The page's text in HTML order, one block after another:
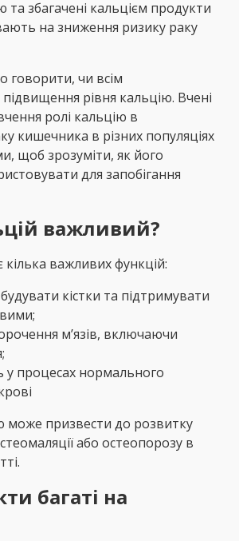
та збагачені кальцієм продукти
на зниження ризику раку
говорити, чи всім
рівня кальцію. Вчені
ролі кальцію в
кишечника в різних популяціях
щоб зрозуміти, як його
для запобігання
важливий?
кілька важливих функцій:
кістки та підтримувати
м’язів, включаючи
у процесах нормального
може призвести до розвитку
або остеопорозу в
багаті на